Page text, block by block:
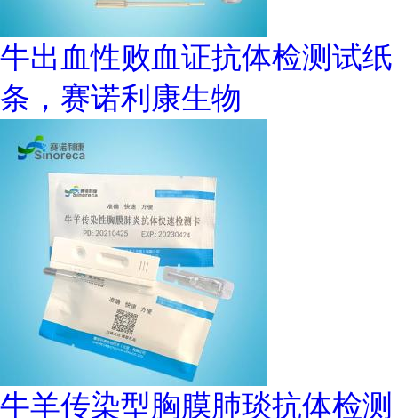
牛出血性败血证抗体检测试纸
条，赛诺利康生物
牛羊传染型胸膜肺琰抗体检测